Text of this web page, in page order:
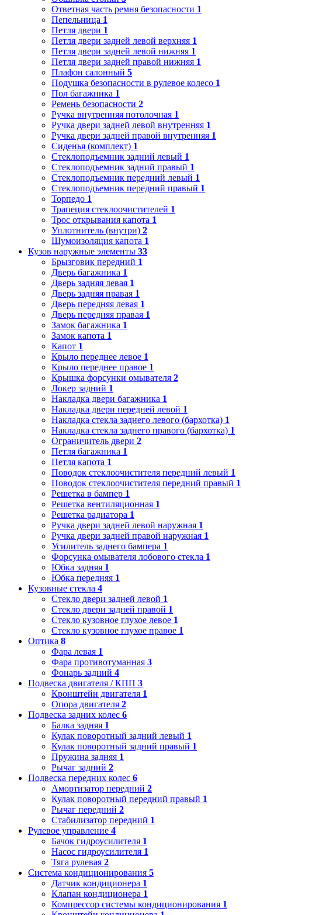
Ответная часть ремня безопасности 1
Пепельница 1
Петля двери 1
Петля двери задней левой верхняя 1
Петля двери задней левой нижняя 1
Петля двери задней правой нижняя 1
Плафон салонный 5
Подушка безопасности в рулевое колесо 1
Пол багажника 1
Ремень безопасности 2
Ручка внутренняя потолочная 1
Ручка двери задней левой внутренняя 1
Ручка двери задней правой внутренняя 1
Сиденья (комплект) 1
Стеклоподъемник задний левый 1
Стеклоподъемник задний правый 1
Стеклоподъемник передний левый 1
Стеклоподъемник передний правый 1
Торпедо 1
Трапеция стеклоочистителей 1
Трос открывания капота 1
Уплотнитель (внутри) 2
Шумоизоляция капота 1
Кузов наружные элементы 33
Брызговик передний 1
Дверь багажника 1
Дверь задняя левая 1
Дверь задняя правая 1
Дверь передняя левая 1
Дверь передняя правая 1
Замок багажника 1
Замок капота 1
Капот 1
Крыло переднее левое 1
Крыло переднее правое 1
Крышка форсунки омывателя 2
Локер задний 1
Накладка двери багажника 1
Накладка двери передней левой 1
Накладка стекла заднего левого (бархотка) 1
Накладка стекла заднего правого (бархотка) 1
Ограничитель двери 2
Петля багажника 1
Петля капота 1
Поводок стеклоочистителя передний левый 1
Поводок стеклоочистителя передний правый 1
Решетка в бампер 1
Решетка вентиляционная 1
Решетка радиатора 1
Ручка двери задней левой наружная 1
Ручка двери задней правой наружная 1
Усилитель заднего бампера 1
Форсунка омывателя лобового стекла 1
Юбка задняя 1
Юбка передняя 1
Кузовные стекла 4
Стекло двери задней левой 1
Стекло двери задней правой 1
Стекло кузовное глухое левое 1
Стекло кузовное глухое правое 1
Оптика 8
Фара левая 1
Фара противотуманная 3
Фонарь задний 4
Подвеска двигателя / КПП 3
Кронштейн двигателя 1
Опора двигателя 2
Подвеска задних колес 6
Балка задняя 1
Кулак поворотный задний левый 1
Кулак поворотный задний правый 1
Пружина задняя 1
Рычаг задний 2
Подвеска передних колес 6
Амортизатор передний 2
Кулак поворотный передний правый 1
Рычаг передний 2
Стабилизатор передний 1
Рулевое управление 4
Бачок гидроусилителя 1
Насос гидроусилителя 1
Тяга рулевая 2
Система кондиционирования 5
Датчик кондиционера 1
Клапан кондиционера 1
Компрессор системы кондиционирования 1